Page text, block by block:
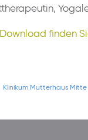
finden
Klinikum Mutterhaus Mitte